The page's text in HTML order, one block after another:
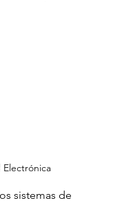
sistemas de